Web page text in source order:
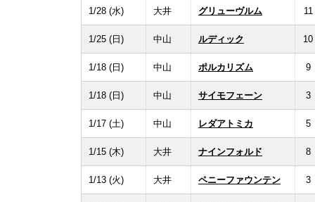
1/28 (水) 大井 グリューヴルム 11
1/25 (日) 中山 ルディック 10
1/18 (日) 中山 ポルカリズム 9
1/18 (日) 中山 サイモフェーン 3
1/17 (土) 中山 レダアトミカ 5
1/15 (木) 大井 ナインフォルド 8
1/13 (火) 大井 ペニーファウンテン 3